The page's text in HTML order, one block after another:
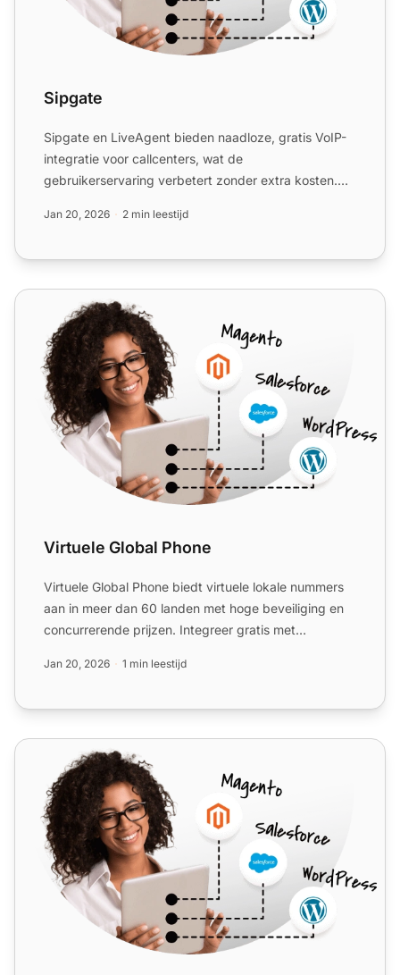
Sipgate
Sipgate en LiveAgent bieden naadloze, gratis VoIP-
integratie voor callcenters, wat de
gebruikerservaring verbetert zonder extra kosten.
Jan 20, 2026 2 min leestijd
Virtuele Global Phone
Virtuele Global Phone
Virtuele Global Phone biedt virtuele lokale nummers
aan in meer dan 60 landen met hoge beveiliging en
concurrerende prijzen. Integreer gratis met
Jan 20, 2026 1 min leestijd
Flowroute